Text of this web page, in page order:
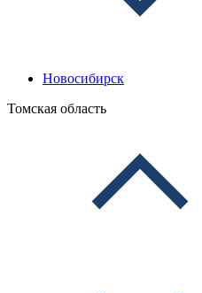
Новосибирск
Томская область